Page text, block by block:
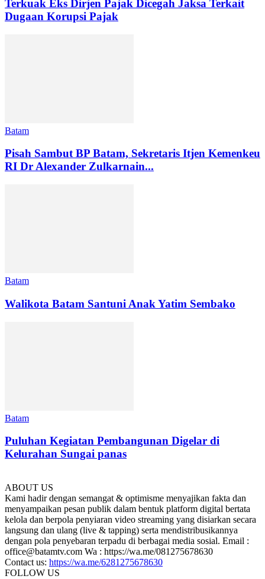
Terkuak Eks Dirjen Pajak Dicegah Jaksa Terkait
Dugaan Korupsi Pajak
Batam
Pisah Sambut BP Batam, Sekretaris Itjen Kemenkeu
RI Dr Alexander Zulkarnain...
Batam
Walikota Batam Santuni Anak Yatim Sembako
Batam
Puluhan Kegiatan Pembangunan Digelar di
Kelurahan Sungai panas
ABOUT US
Kami hadir dengan semangat & optimisme menyajikan fakta dan
menyampaikan pesan publik dalam bentuk platform digital bertata
kelola dan berpola penyiaran video streaming yang disiarkan secara
langsung dan ulang (live & tapping) serta mendistribusikannya
dengan pola penyebaran terpadu di berbagai media sosial. Email :
office@batamtv.com Wa : https://wa.me/081275678630
Contact us: https://wa.me/6281275678630
FOLLOW US